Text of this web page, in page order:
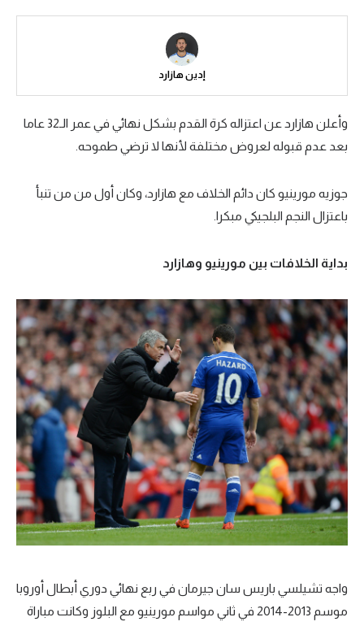
رياضات أخرى
كرة يد
كرة طائرة
الوطن العربي
في المونديال
رياضة نسائية
آسيا
أمريكا
ركن الألعاب
ميركاتو
إدين هازارد
وأعلن هازارد عن اعتزاله كرة القدم بشكل نهائي في عمر الـ32 عاما
بعد عدم قبوله لعروض مختلفة لأنها لا ترضي طموحه.
جوزيه مورينيو كان دائم الخلاف مع هازارد، وكان أول من من تنبأ
باعتزال النجم البلجيكي مبكرا.
بداية الخلافات بين مورينيو وهازارد
واجه تشيلسي باريس سان جيرمان في ربع نهائي دوري أبطال أوروبا
موسم 2013-2014 في ثاني مواسم مورينيو مع البلوز وكانت مباراة